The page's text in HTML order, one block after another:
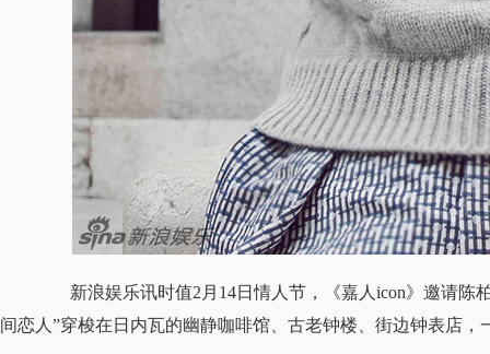
新浪娱乐讯时值2月14日情人节，《嘉人icon》邀请陈
间恋人”穿梭在日内瓦的幽静咖啡馆、古老钟楼、街边钟表店，